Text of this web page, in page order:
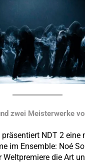
zwei Meisterwerke
NDT 2 eine
im Ensemble: Noé
die Art